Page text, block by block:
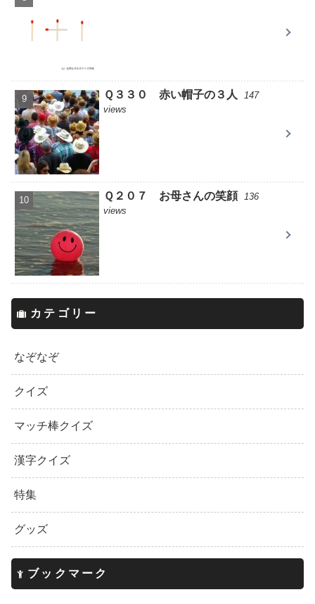
Ｑ３３０ 赤い帽子の３人
147
views
Ｑ２０７ お母さんの笑顔
136
views
カテゴリー
なぞなぞ
クイズ
マッチ棒クイズ
漢字クイズ
特集
グッズ
ブックマーク